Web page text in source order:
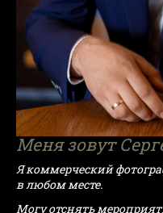
Меня зовут
Я коммерческий
в любом месте.
Могу отснять